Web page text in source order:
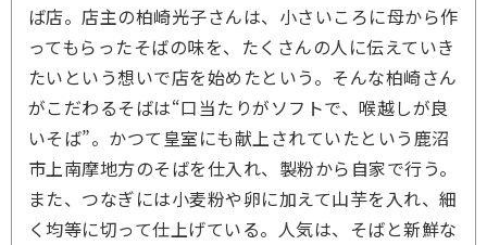
ば店。店主の柏崎光子さんは、小さいころに母から作
ってもらったそばの味を、たくさんの人に伝えていき
たいという想いで店を始めたという。そんな柏崎さん
がこだわるそばは“口当たりがソフトで、喉越しが良
いそば”。かつて皇室にも献上されていたという鹿沼
市上南摩地方のそばを仕入れ、製粉から自家で行う。
また、つなぎには小麦粉や卵に加えて山芋を入れ、細
く均等に切って仕上げている。人気は、そばと新鮮な